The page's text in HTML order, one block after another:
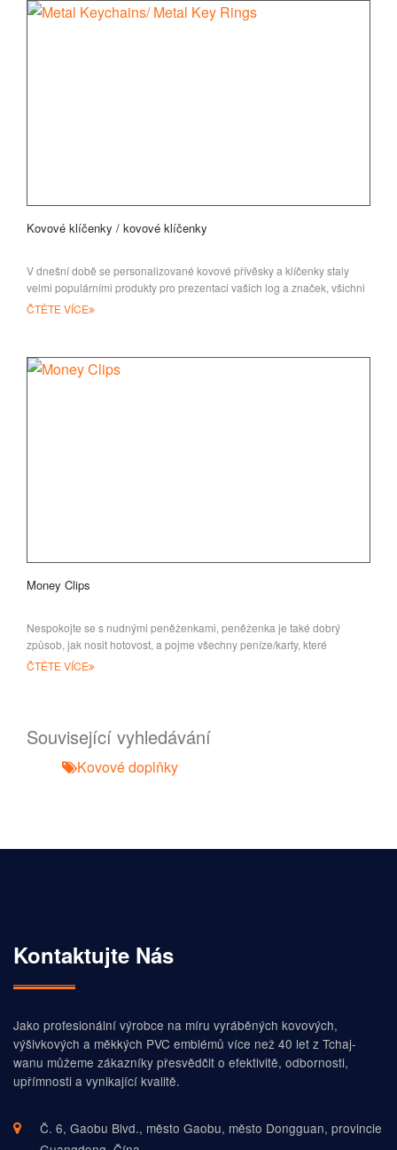
Kovové klíčenky / kovové klíčenky
V dnešní době se personalizované kovové přívěsky a klíčenky staly
velmi populárními produkty pro prezentaci vašich log a značek, všichni
ČTĚTE VÍCE
Money Clips
Nespokojte se s nudnými peněženkami, peněženka je také dobrý
způsob, jak nosit hotovost, a pojme všechny peníze/karty, které
pravděpodobně potřebujete
ČTĚTE VÍCE
Související vyhledávání
Kovové doplňky
Kontaktujte Nás
Jako profesionální výrobce na míru vyráběných kovových,
výšivkových a měkkých PVC emblémů více než 40 let z Tchaj-
wanu můžeme zákazníky přesvědčit o efektivitě, odbornosti,
upřímnosti a vynikající kvalitě.
Č. 6, Gaobu Blvd., město Gaobu, město Dongguan, provincie